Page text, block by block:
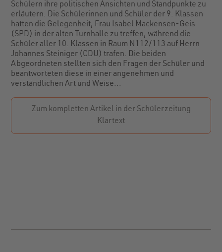
Schülern ihre politischen Ansichten und Standpunkte zu
erläutern. Die Schülerinnen und Schüler der 9. Klassen
hatten die Gelegenheit, Frau Isabel Mackensen-Geis
(SPD) in der alten Turnhalle zu treffen, während die
Schüler aller 10. Klassen in Raum N112/113 auf Herrn
Johannes Steiniger (CDU) trafen. Die beiden
Abgeordneten stellten sich den Fragen der Schüler und
beantworteten diese in einer angenehmen und
verständlichen Art und Weise...
Zum kompletten Artikel in der Schülerzeitung
Klartext